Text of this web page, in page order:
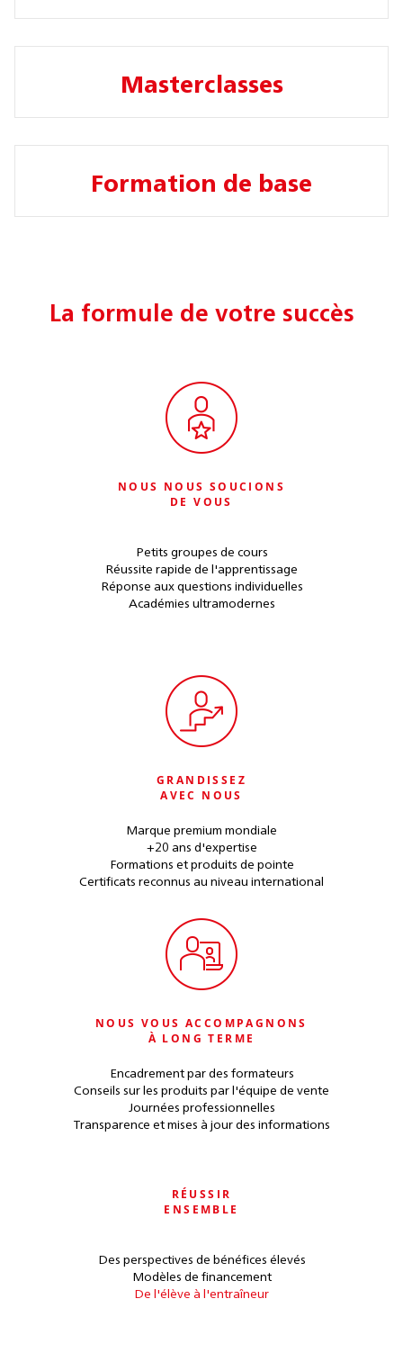
Masterclasses
Formation de base
La formule de votre succès
NOUS NOUS SOUCIONS
DE VOUS
Petits groupes de cours
Réussite rapide de l'apprentissage
Réponse aux questions individuelles
Académies ultramodernes
GRANDISSEZ
AVEC NOUS
Marque premium mondiale
+20 ans d'expertise
Formations et produits de pointe
Certificats reconnus au niveau international
NOUS VOUS ACCOMPAGNONS
À LONG TERME
Encadrement par des formateurs
Conseils sur les produits par l'équipe de vente
Journées professionnelles
Transparence et mises à jour des informations
RÉUSSIR
ENSEMBLE
Des perspectives de bénéfices élevés
Modèles de financement
De l'élève à l'entraîneur